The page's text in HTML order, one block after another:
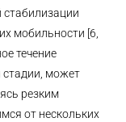
стабилизации
мобильности [6,
течение
стадии, может
резким
от нескольких